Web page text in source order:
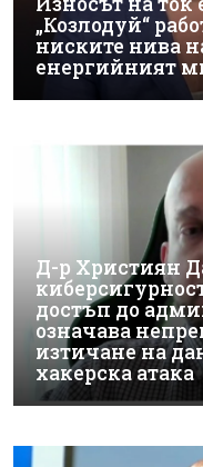
„Козлодуй“
ниските нива
енергийният
Д-р Християн
достъп до
означава
изтичане на
хакерска атака